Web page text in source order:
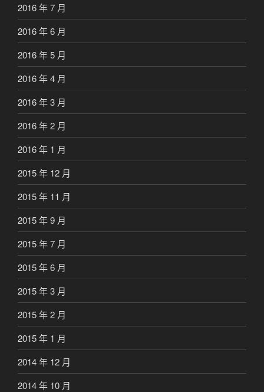
2016 年 7 月
2016 年 6 月
2016 年 5 月
2016 年 4 月
2016 年 3 月
2016 年 2 月
2016 年 1 月
2015 年 12 月
2015 年 11 月
2015 年 9 月
2015 年 7 月
2015 年 6 月
2015 年 3 月
2015 年 2 月
2015 年 1 月
2014 年 12 月
2014 年 10 月